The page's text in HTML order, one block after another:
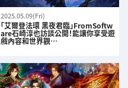
2025.05.09(Fri)
「艾爾登法環 黑夜君臨」FromSoftw
are石崎淳也訪談公開！能讓你享受遊
戲內容和世界觀…